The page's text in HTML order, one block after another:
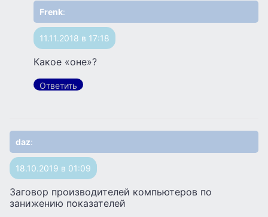
Frenk:
11.11.2018 в 17:18
Какое «оне»?
Ответить
daz:
18.10.2019 в 01:09
Заговор производителей компьютеров по
занижению показателей